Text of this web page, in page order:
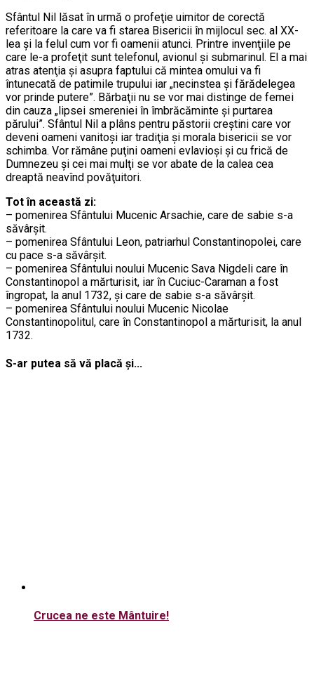
Sfântul Nil lăsat în urmă o profeţie uimitor de corectă
referitoare la care va fi starea Bisericii în mijlocul sec. al XX-
lea şi la felul cum vor fi oamenii atunci. Printre invenţiile pe
care le-a profeţit sunt telefonul, avionul şi submarinul. El a mai
atras atenţia şi asupra faptului că mintea omului va fi
întunecată de patimile trupului iar „necinstea şi fărădelegea
vor prinde putere”. Bărbaţii nu se vor mai distinge de femei
din cauza „lipsei smereniei în îmbrăcăminte şi purtarea
părului”. Sfântul Nil a plâns pentru păstorii creştini care vor
deveni oameni vanitoşi iar tradiţia şi morala bisericii se vor
schimba. Vor rămâne puţini oameni evlavioşi şi cu frică de
Dumnezeu şi cei mai mulţi se vor abate de la calea cea
dreaptă neavînd povăţuitori.
Tot în această zi:
– pomenirea Sfântului Mucenic Arsachie, care de sabie s-a
săvârşit.
– pomenirea Sfântului Leon, patriarhul Constantinopolei, care
cu pace s-a săvârşit.
– pomenirea Sfântului noului Mucenic Sava Nigdeli care în
Constantinopol a mărturisit, iar în Cuciuc-Caraman a fost
îngropat, la anul 1732, şi care de sabie s-a săvârşit.
– pomenirea Sfântului noului Mucenic Nicolae
Constantinopolitul, care în Constantinopol a mărturisit, la anul
1732.
S-ar putea să vă placă și...
Crucea ne este Mântuire!